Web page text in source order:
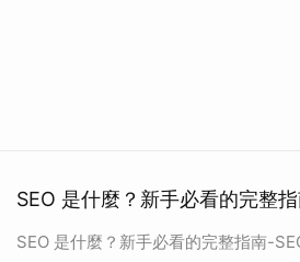
SEO 是什麼？新手必看的完整
SEO 是什麼？新手必看的完整指南-